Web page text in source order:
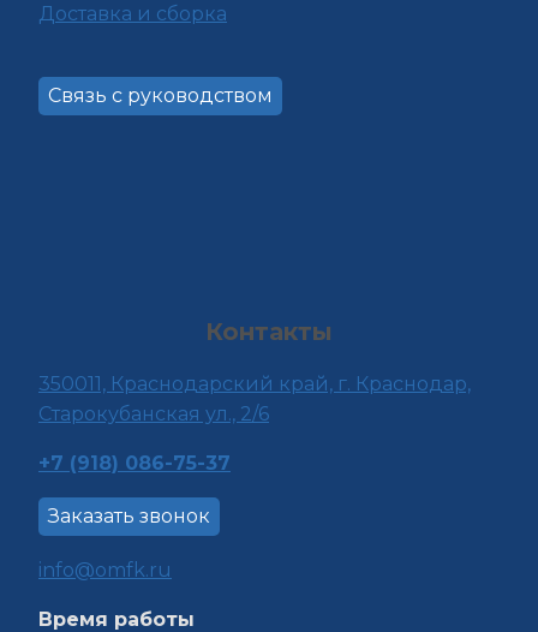
Доставка и сборка
Связь с руководством
Контакты
350011, Краснодарский край, г. Краснодар,
Старокубанская ул., 2/6
+7 (918) 086-75-37
Заказать звонок
info@omfk.ru
Время работы